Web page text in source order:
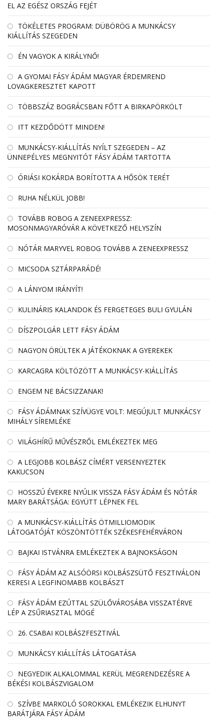
EL AZ EGÉSZ ORSZÁG FEJÉT
TÖKÉLETES PROGRAM: DÜBÖRÖG A MUNKÁCSY
KIÁLLÍTÁS SZEGEDEN
ÉN VAGYOK A KIRÁLYNŐ!
A GYOMAI FÁSY ÁDÁM MAGYAR ÉRDEMREND
LOVAGKERESZTET KAPOTT
TÖBBSZÁZ BOGRÁCSBAN FŐTT A BIRKAPÖRKÖLT
ITT KEZDŐDÖTT MINDEN!
MUNKÁCSY-KIÁLLÍTÁS NYÍLT SZEGEDEN – AZ
ÜNNEPÉLYES MEGNYITÓT FÁSY ÁDÁM TARTOTTA
ÓRIÁSI KOKÁRDA BORÍTOTTA A HŐSÖK TERÉT
RUHA NÉLKÜL JOBB!
TOVÁBB ROBOG A ZENEEXPRESSZ:
MOSONMAGYARÓVÁR A KÖVETKEZŐ HELYSZÍN
NÓTÁR MARYVEL ROBOG TOVÁBB A ZENEEXPRESSZ
MICSODA SZTÁRPARÁDÉ!
A LÁNYOM IRÁNYÍT!
KULINÁRIS KALANDOK ÉS FERGETEGES BULI GYULÁN
DÍSZPOLGÁR LETT FÁSY ÁDÁM
NAGYON ÖRÜLTEK A JÁTÉKOKNAK A GYEREKEK
KARCAGRA KÖLTÖZÖTT A MUNKÁCSY-KIÁLLÍTÁS
ENGEM NE BÁCSIZZANAK!
FÁSY ÁDÁMNAK SZÍVÜGYE VOLT: MEGÚJULT MUNKÁCSY
MIHÁLY SÍREMLÉKE
VILÁGHÍRŰ MŰVÉSZRŐL EMLÉKEZTEK MEG
A LEGJOBB KOLBÁSZ CÍMÉRT VERSENYEZTEK
KAKUCSON
HOSSZÚ ÉVEKRE NYÚLIK VISSZA FÁSY ÁDÁM ÉS NÓTÁR
MARY BARÁTSÁGA: EGYÜTT LÉPNEK FEL
A MUNKÁCSY-KIÁLLÍTÁS ÖTMILLIOMODIK
LÁTOGATÓJÁT KÖSZÖNTÖTTÉK SZÉKESFEHÉRVÁRON
BAJKAI ISTVÁNRA EMLÉKEZTEK A BAJNOKSÁGON
FÁSY ÁDÁM AZ ALSÓÖRSI KOLBÁSZSÜTŐ FESZTIVÁLON
KERESI A LEGFINOMABB KOLBÁSZT
FÁSY ÁDÁM EZÚTTAL SZÜLŐVÁROSÁBA VISSZATÉRVE
LÉP A ZSŰRIASZTAL MÖGÉ
26. CSABAI KOLBÁSZFESZTIVÁL
MUNKÁCSY KIÁLLÍTÁS LÁTOGATÁSA
NEGYEDIK ALKALOMMAL KERÜL MEGRENDEZÉSRE A
BÉKÉSI KOLBÁSZVIGALOM
SZÍVBE MARKOLÓ SOROKKAL EMLÉKEZIK ELHUNYT
BARÁTJÁRA FÁSY ÁDÁM